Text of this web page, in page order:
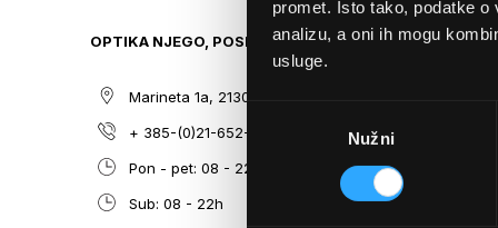
promet. Isto tako, podatke
analizu, a oni ih mogu
usluge.
pristanka
Nužni
GALLERY
OPTIKA NJEGO, POSLOVNICA 1
Marineta 1a, 21300 Makarska
+ 385-(0)21-652-102
Pon - pet: 08 - 22h,
Sub: 08 - 22h
SITEMAP